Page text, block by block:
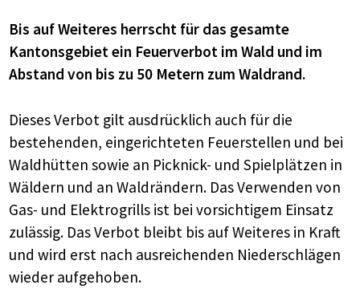
Bis auf Weiteres herrscht für das gesamte
Kantonsgebiet ein Feuerverbot im Wald und im
Abstand von bis zu 50 Metern zum Waldrand.
Dieses Verbot gilt ausdrücklich auch für die
bestehenden, eingerichteten Feuerstellen und bei
Waldhütten sowie an Picknick- und Spielplätzen in
Wäldern und an Waldrändern. Das Verwenden von
Gas- und Elektrogrills ist bei vorsichtigem Einsatz
zulässig. Das Verbot bleibt bis auf Weiteres in Kraft
und wird erst nach ausreichenden Niederschlägen
wieder aufgehoben.